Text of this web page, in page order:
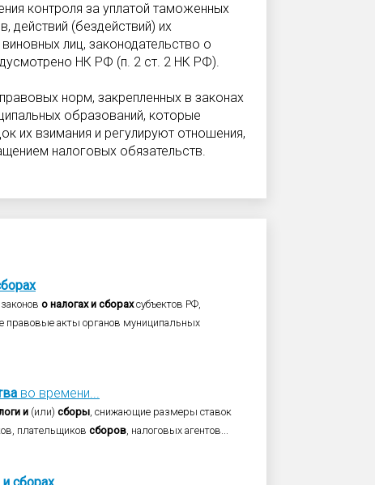
контроля за уплатой таможенных
действий (бездействий) их
лиц, законодательство о
НК РФ (п. 2 ст. 2 НК РФ).
норм, закрепленных в законах
образований, которые
их взимания и регулируют отношения,
налоговых обязательств.
о налогах и сборахсубъектов РФ,
правовые акты органов муниципальных
во времени...
и (или) сборы, снижающие размеры ставок
плательщиков сборов, налоговых агентов...